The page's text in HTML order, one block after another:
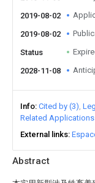
Abstract
2019-08-02
2019-08-02
Status
2028-11-08
Info Cited by (3)
Related Applications
External links